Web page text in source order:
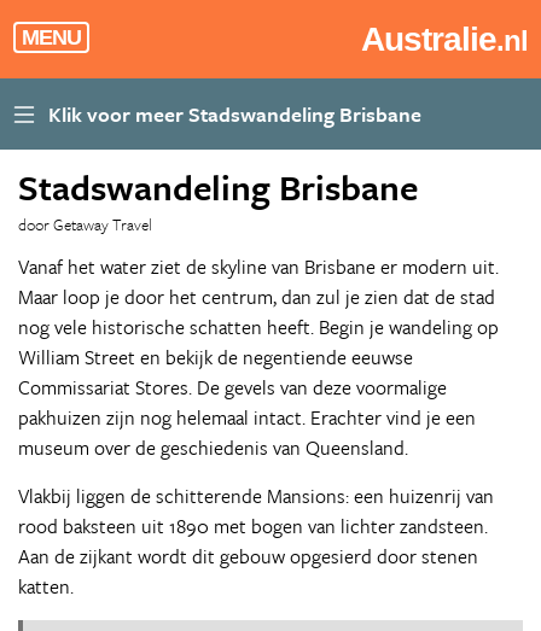
MENU Australie.nl
Stadswandeling Brisbane
door Getaway Travel
Vanaf het water ziet de skyline van Brisbane er modern uit.
Maar loop je door het centrum, dan zul je zien dat de stad
nog vele historische schatten heeft. Begin je wandeling op
William Street en bekijk de negentiende eeuwse
Commissariat Stores. De gevels van deze voormalige
pakhuizen zijn nog helemaal intact. Erachter vind je een
museum over de geschiedenis van Queensland.
Vlakbij liggen de schitterende Mansions: een huizenrij van
rood baksteen uit 1890 met bogen van lichter zandsteen.
Aan de zijkant wordt dit gebouw opgesierd door stenen
katten.